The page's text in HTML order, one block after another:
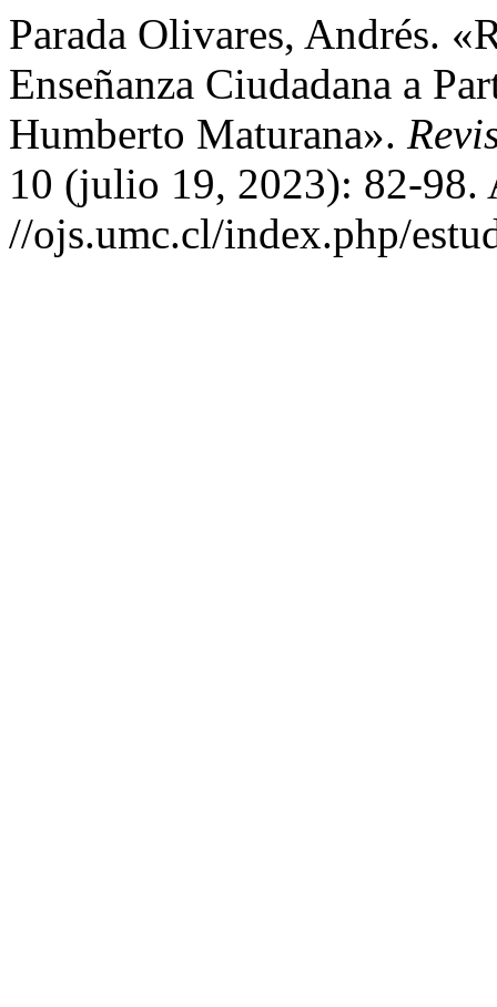
Parada Olivares, Andrés.
Enseñanza Ciudadana a
Humberto Maturana».
10 (julio 19, 2023): 82-98.
//ojs.umc.cl/index.php/